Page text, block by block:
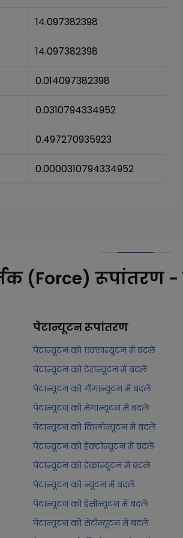
14.097382398
14.097382398
0.014097382398
0.0310794334952
0.497270935923
0.0000310794334952
(Force) रूपांतरण
पेटान्यूटनरूपांतरण
पेटान्यूटन को एक्सान्यूटन में बदलें
पेटान्यूटन को टेरान्यूटन में बदलें
पेटान्यूटन को गीगान्यूटन में बदलें
पेटान्यूटन को मेगान्यूटन में बदलें
पेटान्यूटन को किलोन्यूटन में बदलें
पेटान्यूटन को हेक्टोन्यूटन में बदलें
पेटान्यूटन को डेकान्यूटन में बदलें
पेटान्यूटन को न्यूटन में बदलें
पेटान्यूटन को डेसीन्यूटन में बदलें
पेटान्यूटन को सेंटीन्यूटन में बदलें